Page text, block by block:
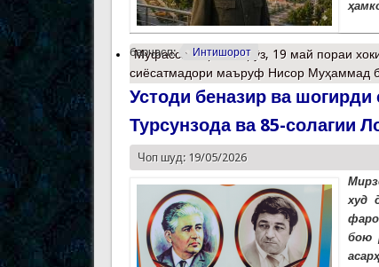
барчасп: Интишорот
Муфассалтаро Имрӯз, 19 май пораи
сиёсатмадори маъруф Нисор Муҳаммад
Устоди беназир ва
Турсунзода ва 85-солагии
Чоп шуд: 19/05/2026
худ
бою